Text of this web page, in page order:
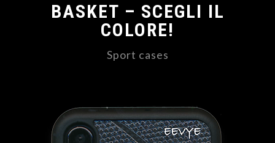
BASKET – SCEGLI IL
COLORE!
Sport cases